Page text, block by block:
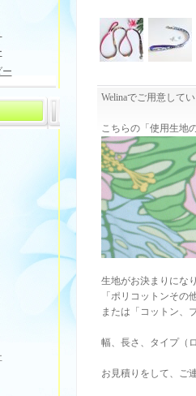
ー
Welinaでご用意して
こちらの「使用生地
生地がお決まりにな
「ポリコットンその
または「コットン、
幅、長さ、タイプ（
お見積りをして、ご